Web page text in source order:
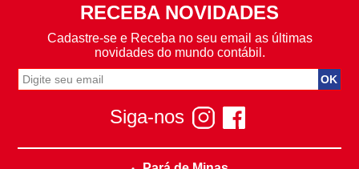
RECEBA NOVIDADES
Cadastre-se e Receba no seu email as últimas
novidades do mundo contábil.
Siga-nos